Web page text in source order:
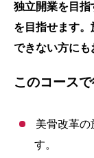
独立開業を目
を目指せます
できない方にも
このコース
美骨改革の
す。